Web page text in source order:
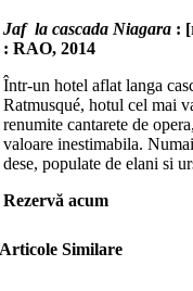
Jaf la cascada Niagara :
: RAO, 2014
Într-un hotel aflat langa
Ratmusqué, hotul cel mai
renumite cantarete de
valoare inestimabila.
dese, populate de elani si
Rezervă acum
Articole Similare